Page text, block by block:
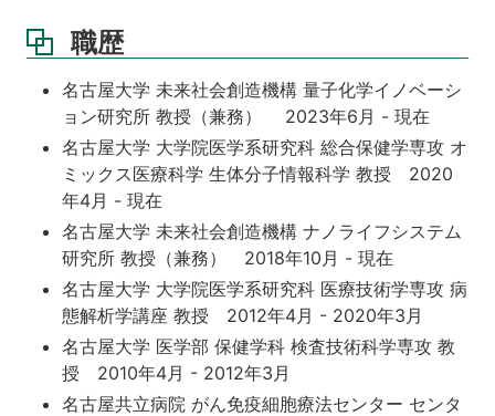
職歴
名古屋大学 未来社会創造機構 量子化学イノベーシ
ョン研究所 教授（兼務） 2023年6月 - 現在
名古屋大学 大学院医学系研究科 総合保健学専攻 オ
ミックス医療科学 生体分子情報科学 教授 2020
年4月 - 現在
名古屋大学 未来社会創造機構 ナノライフシステム
研究所 教授（兼務） 2018年10月 - 現在
名古屋大学 大学院医学系研究科 医療技術学専攻 病
態解析学講座 教授 2012年4月 - 2020年3月
名古屋大学 医学部 保健学科 検査技術科学専攻 教
授 2010年4月 - 2012年3月
名古屋共立病院 がん免疫細胞療法センター センタ